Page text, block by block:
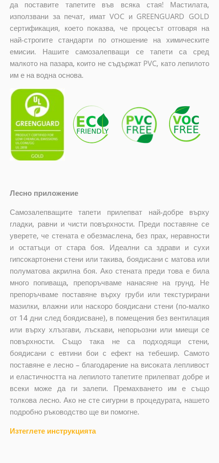
да поставите тапетите във всяка стая! Мастилата,
използвани за печат, имат VOC и GREENGUARD GOLD
сертификация, което показва, че процесът отговаря на
най-строгите стандарти по отношение на химическите
емисии. Нашите самозалепващи се тапети са сред
малкото на пазара, които не съдържат PVC, като лепилото
им е на водна основа.
Лесно приложение
Самозалепващите тапети прилепват най-добре върху
гладки, равни и чисти повърхности. Преди поставяне се
уверете, че стената е обезмаслена, без прах, неравности
и остатъци от стара боя. Идеални са здрави и сухи
гипсокартонени стени или такива, боядисани с матова или
полуматова акрилна боя. Ако стената преди това е била
много попиваща, препоръчваме нанасяне на грунд. Не
препоръчваме поставяне върху груби или текстурирани
мазилки, влажни или наскоро боядисани стени (по-малко
от 14 дни след боядисване), в помещения без вентилация
или върху хлъзгави, лъскави, непорьозни или миещи се
повърхности. Също така не са подходящи стени,
боядисани с евтини бои с ефект на тебешир. Самото
поставяне е лесно – благодарение на високата лепливост
и еластичността на лепилото тапетите прилепват добре и
всеки може да ги залепи. Премахването им е също
толкова лесно. Ако не сте сигурни в процедурата, нашето
подробно ръководство ще ви помогне.
Изтеглете инструкцията